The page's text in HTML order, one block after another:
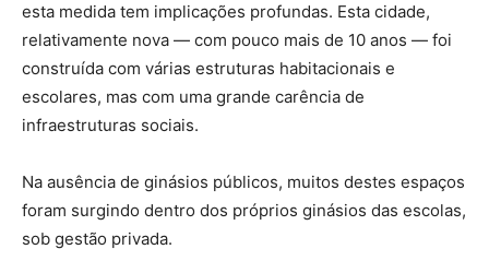
esta medida tem implicações profundas. Esta cidade,
relativamente nova — com pouco mais de 10 anos — foi
construída com várias estruturas habitacionais e
escolares, mas com uma grande carência de
infraestruturas sociais.
Na ausência de ginásios públicos, muitos destes espaços
foram surgindo dentro dos próprios ginásios das escolas,
sob gestão privada.